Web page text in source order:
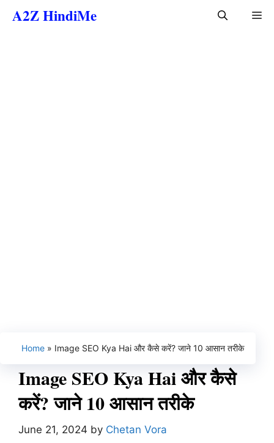
SkipA2Z HindiMe
Home » Image SEO Kya Hai और कैसे करें? जाने 10 आसान तरीके
Image SEO Kya Hai और कैसे
करें? जाने 10 आसान तरीके
June 21, 2024 by Chetan Vora